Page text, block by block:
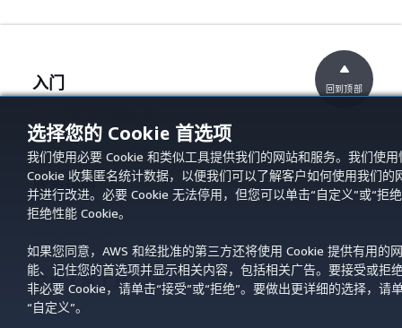
选择您的 Cookie 首选项
我们使用必要 Cookie 和类似工具提供我们的网站和服务。我们使用
Cookie 收集匿名统计数据，以便我们可以了解客户如何使用我们的
并进行改进。必要 Cookie 无法停用，但您可以单击“自定义”或“拒
拒绝性能 Cookie。
如果您同意，AWS 和经批准的第三方还将使用 Cookie 提供有用的
能、记住您的首选项并显示相关内容，包括相关广告。要接受或拒
非必要 Cookie，请单击“接受”或“拒绝”。要做出更详细的选择，请
“自定义”。
入门
AWS 解决方案库
AWS 决策指南
服务指南
选择生成式人工智能服务
GitHub 上的 AWS CLI 教程
开发人员工具
AWS 代码示例库
回到顶部